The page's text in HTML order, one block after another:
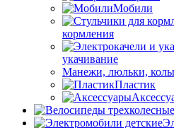
Мобили
кормления
укачивание
Манежи, люльки,
Пластик